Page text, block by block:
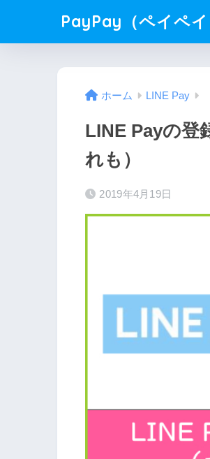
PayPay（ペイペ
ホーム LINE Pay
LINE Payの登
れも）
2019年4月19日